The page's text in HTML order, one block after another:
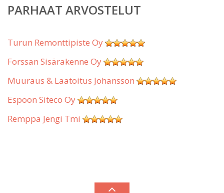
PARHAAT ARVOSTELUT
Turun Remonttipiste Oy
Forssan Sisärakenne Oy
Muuraus & Laatoitus Johansson
Espoon Siteco Oy
Remppa Jengi Tmi